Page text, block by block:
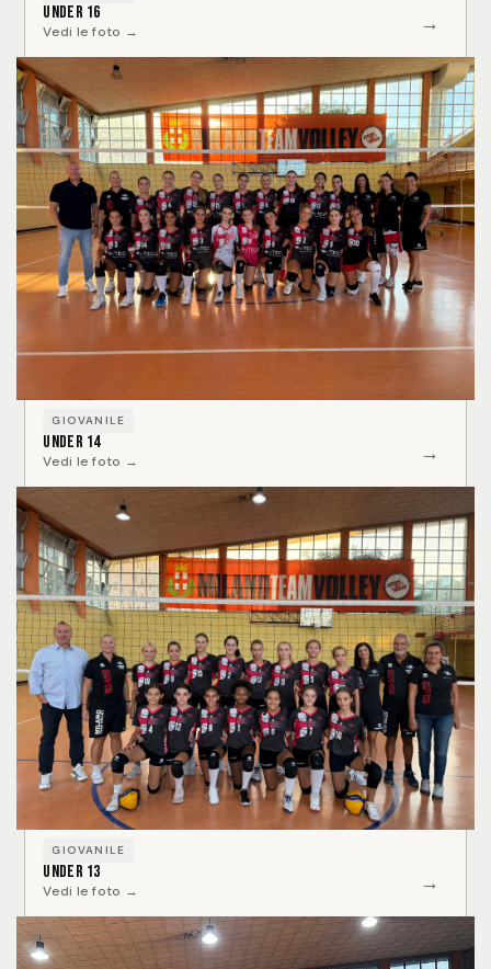
Under 16
Vedi le foto → →
GIOVANILE
Under 14
Vedi le foto → →
GIOVANILE
Under 13
Vedi le foto → →